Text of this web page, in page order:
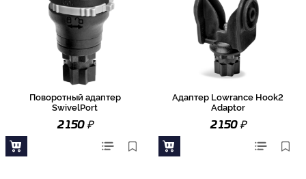
Поворотный адаптер
SwivelPort
2 150₽
Адаптер Lowrance Hook2
Adaptor
2 150₽